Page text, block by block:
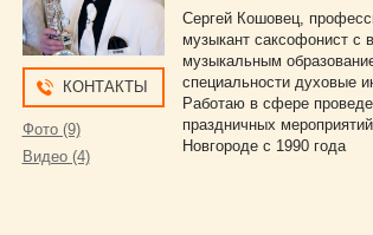
КОНТАКТЫ
Фото (9)
Видео (4)
Сергей Кошовец,
музыкант саксофонист с
музыкальным
специальности духовые
Работаю в сфере
праздничных
Новгороде с 1990 года